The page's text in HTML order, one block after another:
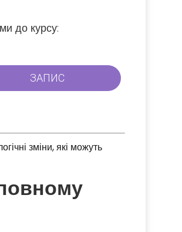
до курсу:
зміни, які можуть